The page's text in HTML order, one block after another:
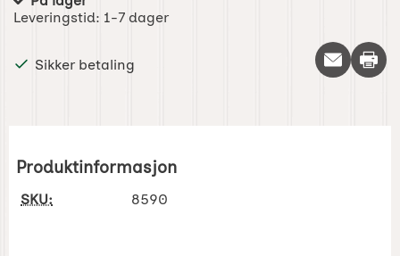
Produkttilgjengelighet:
Leveringstid: 1-7 dager
Sikker betaling Skriv
Produktinformasjon
SKU: 8590